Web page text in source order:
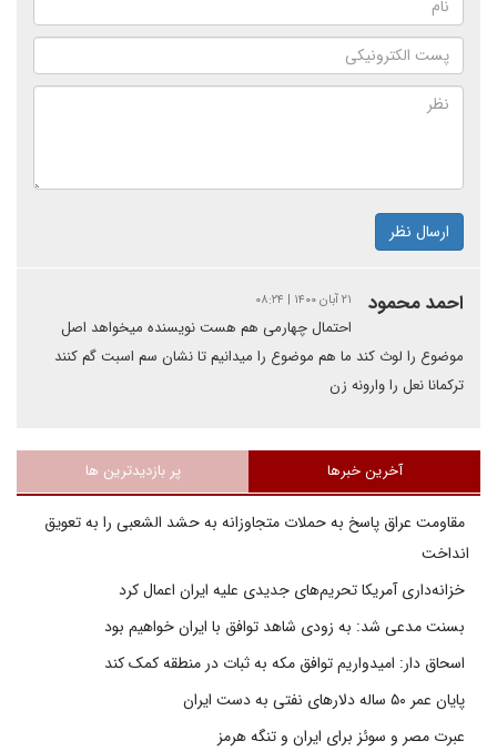
ارسال نظر
احمد محمود ۲۱ آبان ۱۴۰۰ | ۰۸:۲۴
احتمال چهارمی هم هست نویسنده میخواهد اصل
موضوع را لوث کند ما هم موضوع را میدانیم تا نشان سم اسبت گم کنند
ترکمانا نعل را وارونه زن
آخرین خبرها پر بازدیدترین ها
مقاومت عراق پاسخ به حملات متجاوزانه به حشد الشعبی را به تعویق
انداخت
خزانه‌داری آمریکا تحریم‌های جدیدی علیه ایران اعمال کرد
بسنت مدعی شد: به زودی شاهد توافق با ایران خواهیم بود
اسحاق دار: امیدواریم توافق مکه به ثبات در منطقه کمک کند
پایان عمر ۵۰ ساله دلارهای نفتی به دست ایران
عبرت مصر و سوئز برای ایران و تنگه هرمز